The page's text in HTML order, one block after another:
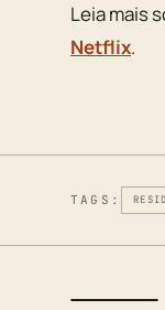
Leia mais
Netflix.
TAGS: